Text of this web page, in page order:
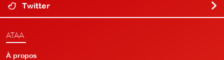
Twitter
ATAA
À propos